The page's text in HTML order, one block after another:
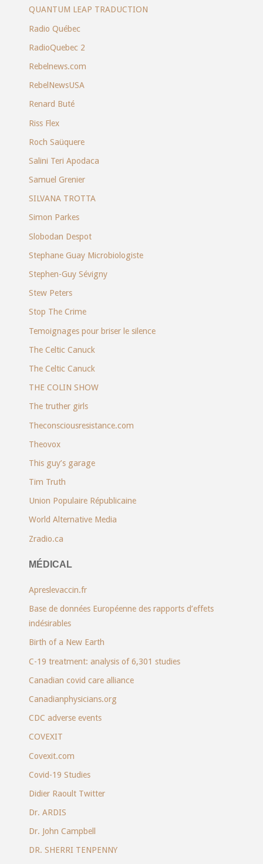
QUANTUM LEAP TRADUCTION
Radio Québec
RadioQuebec 2
Rebelnews.com
RebelNewsUSA
Renard Buté
Riss Flex
Roch Saüquere
Salini Teri Apodaca
Samuel Grenier
SILVANA TROTTA
Simon Parkes
Slobodan Despot
Stephane Guay Microbiologiste
Stephen-Guy Sévigny
Stew Peters
Stop The Crime
Temoignages pour briser le silence
The Celtic Canuck
The Celtic Canuck
THE COLIN SHOW
The truther girls
Theconsciousresistance.com
Theovox
This guy’s garage
Tim Truth
Union Populaire Républicaine
World Alternative Media
Zradio.ca
MÉDICAL
Apreslevaccin.fr
Base de données Européenne des rapports d’effets
indésirables
Birth of a New Earth
C-19 treatment: analysis of 6,301 studies
Canadian covid care alliance
Canadianphysicians.org
CDC adverse events
COVEXIT
Covexit.com
Covid-19 Studies
Didier Raoult Twitter
Dr. ARDIS
Dr. John Campbell
DR. SHERRI TENPENNY